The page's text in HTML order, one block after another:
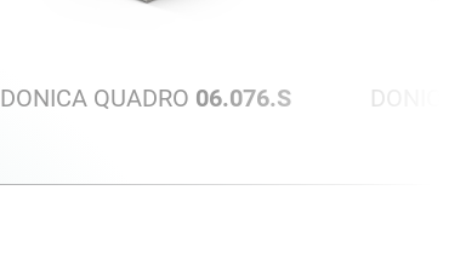
DONICA QUADRO 06.076.S